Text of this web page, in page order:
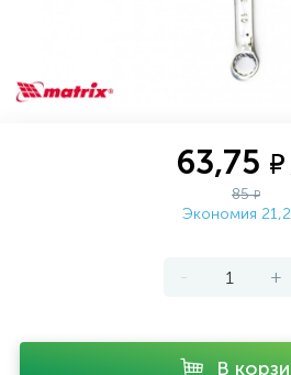
63,75 ₽
85₽
Экономия
- +
В